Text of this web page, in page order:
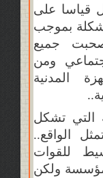
قياسا على
بموجب
جميع
ومن
المدنية
التي تشكل
الواقع..
للقوات
ولكن